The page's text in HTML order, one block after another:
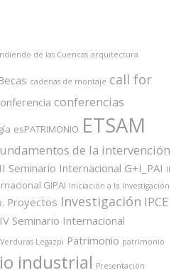
de las Cuencas arquitectura
cadenas de montaje call for
conferencias
esPATRIMONIO ETSAM
de la intervención
Seminario Internacional G+I_PAI II
GIPAI Iniciación a la Investigación
Proyectos Investigación IPCE
IV Seminario Internacional
Legazpi Patrimonio patrimonio
industrial Presentación